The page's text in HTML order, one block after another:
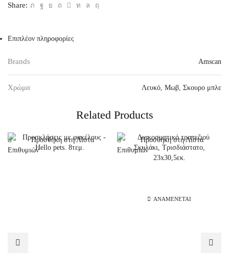
Share:
Επιπλέον πληροφορίες
Brands Amscan
Χρώμα Λευκό Μωβ Σκουρο μπλε
Related Products
Προσθήκη στη Λίστα
Επιθυμιών
Προσθήκη στη Λίστα
Επιθυμιών
ΑΝΑΜΈΝΕΤΑΙ